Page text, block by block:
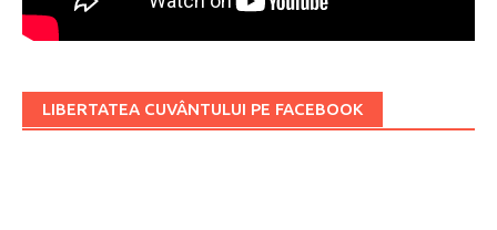
LIBERTATEA CUVÂNTULUI PE FACEBOOK